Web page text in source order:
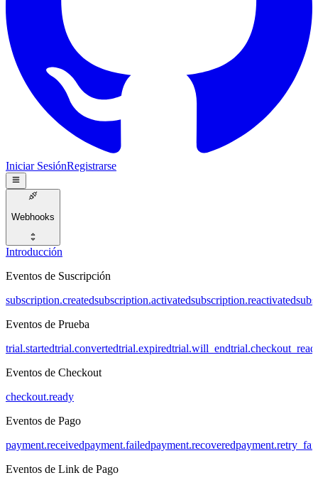
Iniciar SesiónRegistrarse
Webhooks
Introducción
Eventos de Suscripción
subscription.createdsubscription.activatedsubscription.reactivated
Eventos de Prueba
trial.startedtrial.convertedtrial.expiredtrial.will_end
Eventos de Checkout
checkout.ready
Eventos de Pago
payment.receivedpayment.failedpayment.recovered
Eventos de Link de Pago